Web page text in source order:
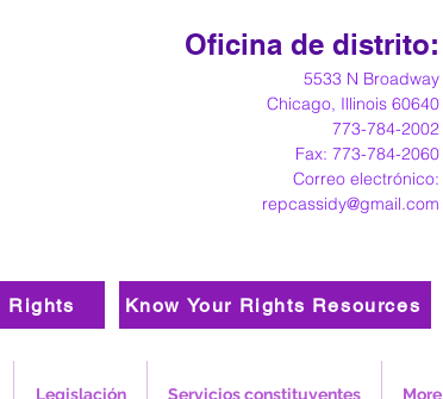
5533 N Broadway
Chicago, Illinois 60640
773-784-2002
Fax: 773-784-2060
Correo electrónico:
repcassidy@gmail.com
Oficina de distrito:
Rights Know Your Rights Resources
Legislación Servicios constituyentes More